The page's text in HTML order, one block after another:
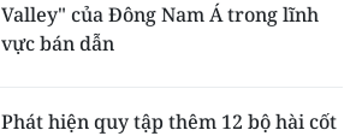
Valley" của Đông Nam Á trong lĩnh
vực bán dẫn
Phát hiện quy tập thêm 12 bộ hài cốt